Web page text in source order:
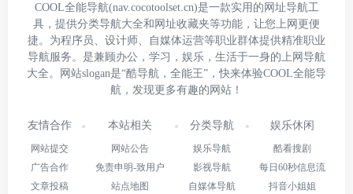
COOL全能导航(nav.cocotoolset.cn)是一款实用的网址导航工
具，提供分类导航大全和网址收藏夹等功能，让您上网更便
捷。为程序员、设计师、自媒体运营等职业群体提供精准职业
导航服务。是兼顾办公，学习，娱乐，生活于一身的上网导航
大全。网站slogan是“酷导航，全能王”，快来体验COOL全能导
航，发现更多有趣的网站！
友情合作
网站提交
广告合作
文章投稿
本站相关
网站公告
免责申明-致用户
站点地图
分类导航
娱乐导航
影视导航
自媒体导航
娱乐休闲
酷看搜剧
每日60秒信息流
抖音小姐姐